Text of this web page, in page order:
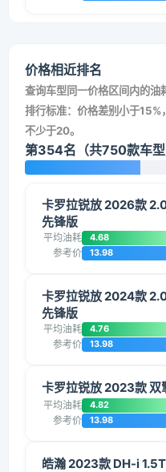
价格相近排名
查询车型同一价格区间内的油
排行标准：价格差别小于15%
不少于20。
第354名（共750款车型
卡罗拉锐放 2026款
先锋版
平均油耗 4.68
参考价 13.98
卡罗拉锐放 2024款
先锋版
平均油耗 4.76
参考价 13.98
卡罗拉锐放 2023款 双
平均油耗 4.82
参考价 13.98
皓瀚 2023款 DH-i